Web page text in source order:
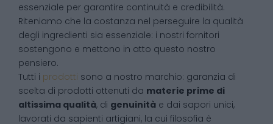
essenziale per garantire continuità e credibilità.
Riteniamo che la costanza nel perseguire la qualità
degli ingredienti sia essenziale: i nostri fornitori
sostengono e mettono in atto questo nostro
pensiero.
Tutti i prodotti sono a nostro marchio: garanzia di
scelta di prodotti ottenuti da materie prime di
altissima qualità, di genuinità e dai sapori unici,
lavorati da sapienti artigiani, la cui filosofia è